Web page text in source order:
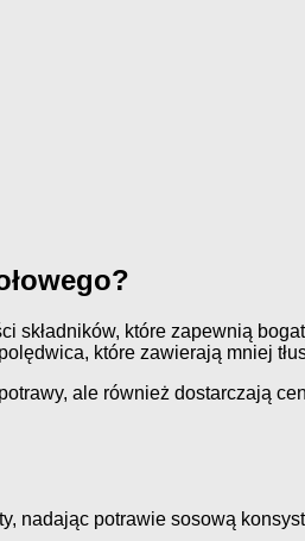
składników, które zapewnią
które zawierają mniej
ale również dostarczają
nadając potrawie sosową